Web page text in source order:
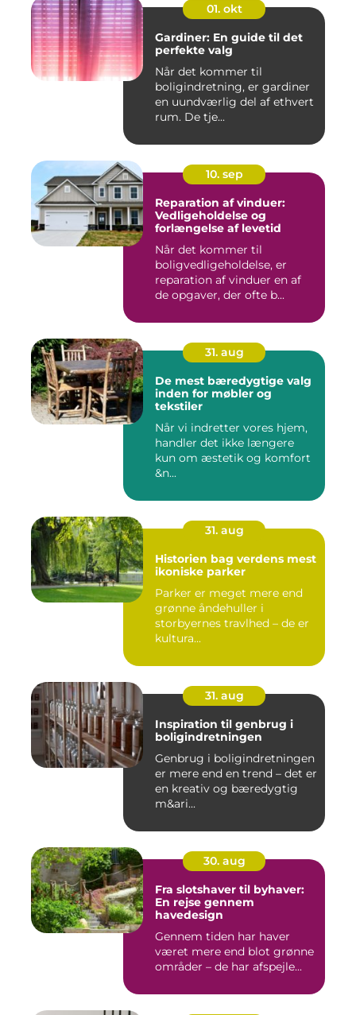
01. okt
Gardiner: En guide til det
perfekte valg
Når det kommer til
boligindretning, er gardiner
en uundværlig del af ethvert
rum. De tje...
10. sep
Reparation af vinduer:
Vedligeholdelse og
forlængelse af levetid
Når det kommer til
boligvedligeholdelse, er
reparation af vinduer en af
de opgaver, der ofte b...
31. aug
De mest bæredygtige valg
inden for møbler og
tekstiler
Når vi indretter vores hjem,
handler det ikke længere
kun om æstetik og komfort
&n...
31. aug
Historien bag verdens mest
ikoniske parker
Parker er meget mere end
grønne åndehuller i
storbyernes travlhed – de er
kultura...
31. aug
Inspiration til genbrug i
boligindretningen
Genbrug i boligindretningen
er mere end en trend – det er
en kreativ og bæredygtig
m&ari...
30. aug
Fra slotshaver til byhaver:
En rejse gennem
havedesign
Gennem tiden har haver
været mere end blot grønne
områder – de har afspejle...